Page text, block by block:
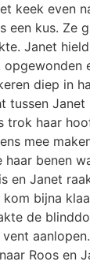
keek even
een kus.
Janet
diep in
haar
mee
benen
Janet
bijna
de
Roos